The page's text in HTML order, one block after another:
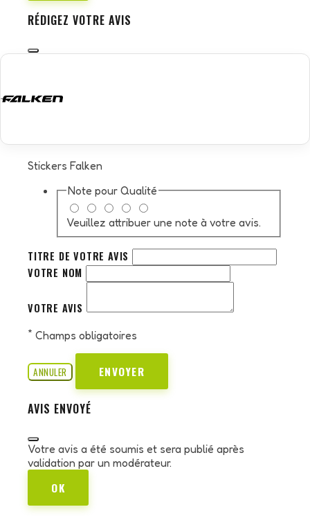
RÉDIGEZ VOTRE AVIS
Stickers Falken
Note pour Qualité
Veuillez attribuer une note à votre avis.
TITRE DE VOTRE AVIS
VOTRE NOM
VOTRE AVIS
* Champs obligatoires
ANNULER ENVOYER
AVIS ENVOYÉ
Votre avis a été soumis et sera publié après
validation par un modérateur.
OK